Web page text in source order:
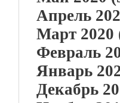
Апрель
Март 2020
Февраль
Январь
Декабрь